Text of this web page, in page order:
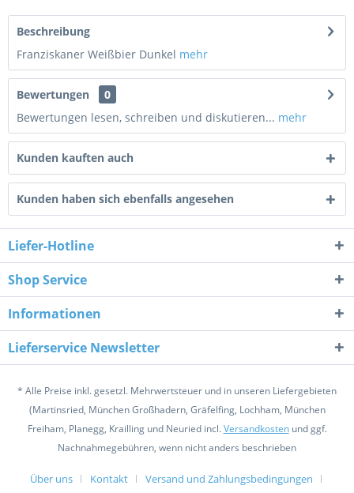
Beschreibung
Franziskaner Weißbier Dunkel mehr
Bewertungen
0
Bewertungen lesen, schreiben und diskutieren... mehr
Kunden kauften auch
Kunden haben sich ebenfalls angesehen
Liefer-Hotline
Shop Service
Informationen
Lieferservice Newsletter
* Alle Preise inkl. gesetzl. Mehrwertsteuer und in unseren Liefergebieten
(Martinsried, München Großhadern, Gräfelfing, Lochham, München
Freiham, Planegg, Krailling und Neuried incl.Versandkostenund ggf.
Nachnahmegebühren, wenn nicht anders beschrieben
Über uns Kontakt Versand und Zahlungsbedingungen